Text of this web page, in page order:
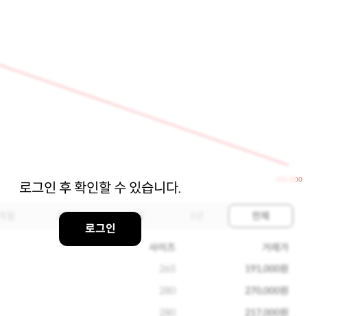
로그인 후 확인할 수 있습니다.
로그인
191,000
3개월 6개월 전체
사이즈
거래가
265
191,000원
280
270,000원
280 217,000원